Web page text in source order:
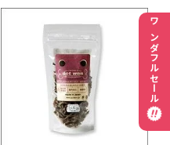
ワンダフルセール